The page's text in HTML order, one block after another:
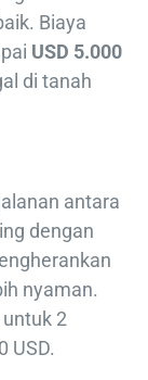
Biaya
USD 5.000
di tanah
antara
dengan
nyaman.
2
USD.